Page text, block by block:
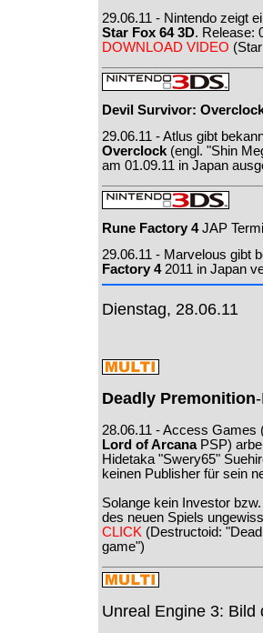
29.06.11 - Nintendo zeigt
Star Fox 64 3D. Release:
DOWNLOAD VIDEO
Devil Survivor:
29.06.11 - Atlus gibt
Overclock (engl. "Shin
am 01.09.11 in Japan
Rune Factory 4JAP
29.06.11 - Marvelous gibt
Factory 42011 in Japan
Dienstag, 28.06.11
Deadly Premonition
28.06.11 - Access Games
Lord of ArcanaPSP)
Hidetaka "Swery65"
keinen Publisher für sein
Solange kein Investor
des neuen Spiels
CLICK (Destructoid:
game")
Unreal Engine 3: Bild